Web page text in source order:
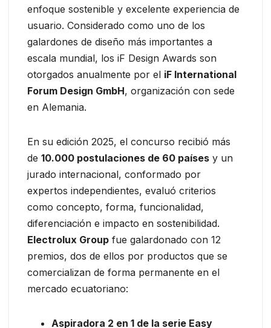
enfoque sostenible y excelente experiencia de
usuario. Considerado como uno de los
galardones de diseño más importantes a
escala mundial, los iF Design Awards son
otorgados anualmente por el iF International
Forum Design GmbH, organización con sede
en Alemania.
En su edición 2025, el concurso recibió más
de 10.000 postulaciones de 60 países y un
jurado internacional, conformado por
expertos independientes, evaluó criterios
como concepto, forma, funcionalidad,
diferenciación e impacto en sostenibilidad.
Electrolux Group fue galardonado con 12
premios, dos de ellos por productos que se
comercializan de forma permanente en el
mercado ecuatoriano:
Aspiradora 2 en 1 de la serie Easy